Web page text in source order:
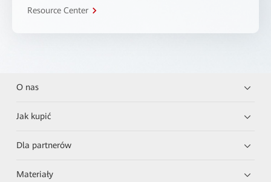
Resource Center
O nas
Jak kupić
Dla partnerów
Materiały